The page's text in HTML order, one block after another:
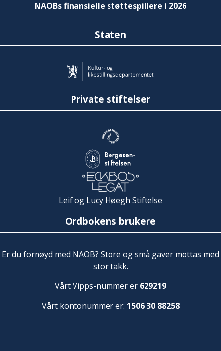
NAOBs finansielle støttespillere i 2026
Staten
Private stiftelser
Leif og Lucy Høegh Stiftelse
Ordbokens brukere
Er du fornøyd med NAOB? Store og små gaver mottas med
stor takk.
Vårt Vipps-nummer er 629219
Vårt kontonummer er: 1506 30 88258